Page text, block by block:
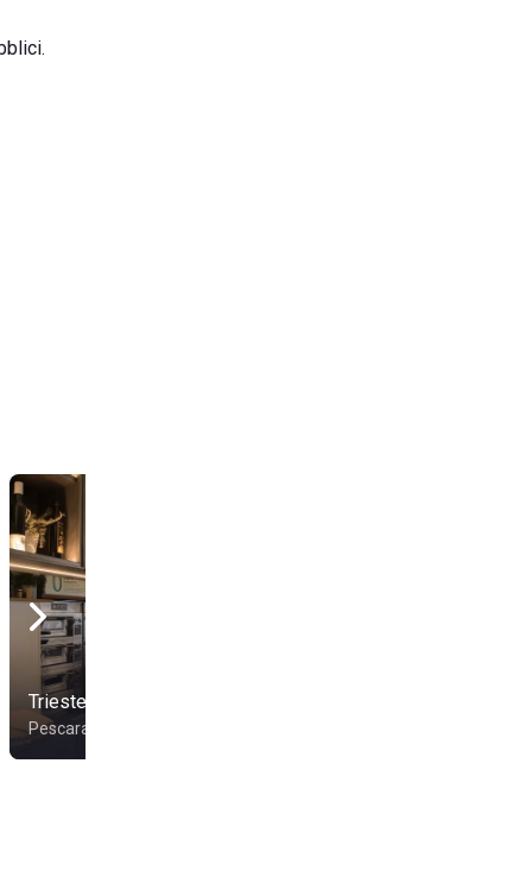
Trieste Pizza Mare
Pescara